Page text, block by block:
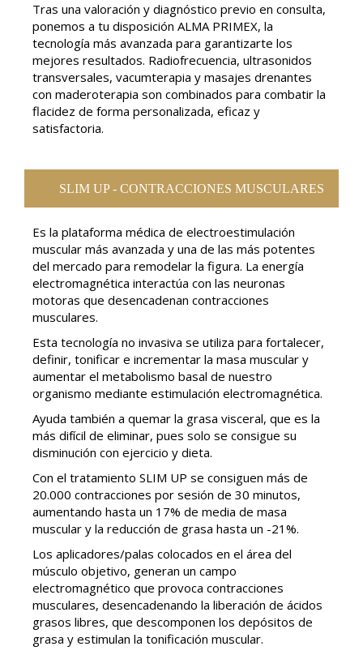
Tras una valoración y diagnóstico previo en consulta,
ponemos a tu disposición ALMA PRIMEX, la
tecnología más avanzada para garantizarte los
mejores resultados. Radiofrecuencia, ultrasonidos
transversales, vacumterapia y masajes drenantes
con maderoterapia son combinados para combatir la
flacidez de forma personalizada, eficaz y
satisfactoria.
SLIM UP - CONTRACCIONES MUSCULARES
Es la plataforma médica de electroestimulación
muscular más avanzada y una de las más potentes
del mercado para remodelar la figura. La energía
electromagnética interactúa con las neuronas
motoras que desencadenan contracciones
musculares.
Esta tecnología no invasiva se utiliza para fortalecer,
definir, tonificar e incrementar la masa muscular y
aumentar el metabolismo basal de nuestro
organismo mediante estimulación electromagnética.
Ayuda también a quemar la grasa visceral, que es la
más difícil de eliminar, pues solo se consigue su
disminución con ejercicio y dieta.
Con el tratamiento SLIM UP se consiguen más de
20.000 contracciones por sesión de 30 minutos,
aumentando hasta un 17% de media de masa
muscular y la reducción de grasa hasta un -21%.
Los aplicadores/palas colocados en el área del
músculo objetivo, generan un campo
electromagnético que provoca contracciones
musculares, desencadenando la liberación de ácidos
grasos libres, que descomponen los depósitos de
grasa y estimulan la tonificación muscular.